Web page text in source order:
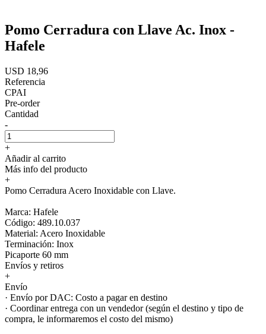
Pomo Cerradura con Llave Ac. Inox -
Hafele
USD 18,96
Referencia
CPAI
Pre-order
Cantidad
-
+
Añadir al carrito
Más info del producto
+
Pomo Cerradura Acero Inoxidable con Llave.
Marca: Hafele
Código: 489.10.037
Material: Acero Inoxidable
Terminación: Inox
Picaporte 60 mm
Envíos y retiros
+
Envío
· Envío por DAC: Costo a pagar en destino
· Coordinar entrega con un vendedor (según el destino y tipo de
compra, le informaremos el costo del mismo)